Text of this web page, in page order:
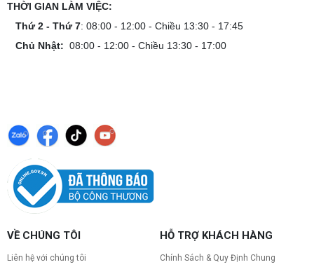
THỜI GIAN LÀM VIỆC:
Thứ 2 - Thứ 7: 08:00 - 12:00 - Chiều 13:30 - 17:45
Chủ Nhật: 08:00 - 12:00 - Chiều 13:30 - 17:00
VỀ CHÚNG TÔI
Liên hệ với chúng tôi
HỖ TRỢ KHÁCH HÀNG
Chính Sách & Quy Định Chung